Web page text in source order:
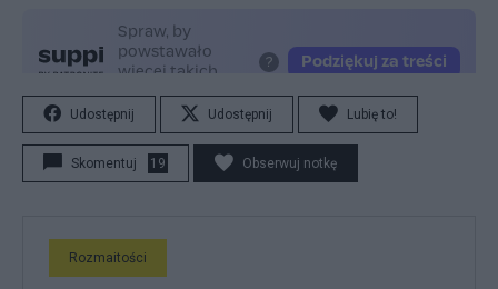
Udostępnij Udostępnij Lubię to!
Skomentuj 19 Obserwuj notkę
Rozmaitości